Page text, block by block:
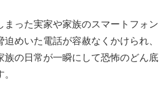
まった実家や家族のスマートフォン
めいた電話が容赦なくかけられ、
族の日常が一瞬にして恐怖のどん底